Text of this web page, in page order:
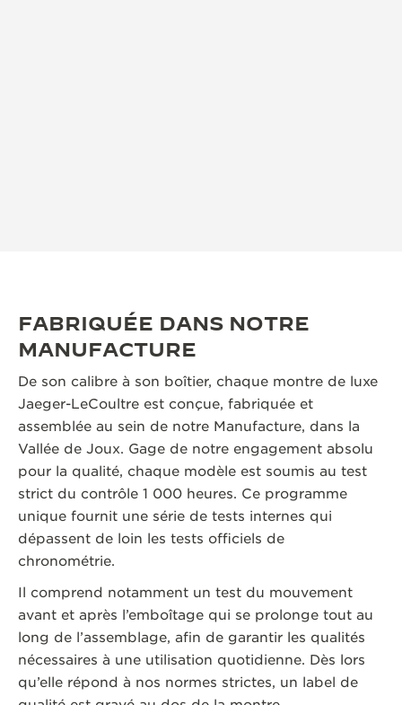
FABRIQUÉE DANS NOTRE
MANUFACTURE
De son calibre à son boîtier, chaque montre de luxe
Jaeger-LeCoultre est conçue, fabriquée et
assemblée au sein de notre Manufacture, dans la
Vallée de Joux. Gage de notre engagement absolu
pour la qualité, chaque modèle est soumis au test
strict du contrôle 1 000 heures. Ce programme
unique fournit une série de tests internes qui
dépassent de loin les tests officiels de
chronométrie.
Il comprend notamment un test du mouvement
avant et après l’emboîtage qui se prolonge tout au
long de l’assemblage, afin de garantir les qualités
nécessaires à une utilisation quotidienne. Dès lors
qu’elle répond à nos normes strictes, un label de